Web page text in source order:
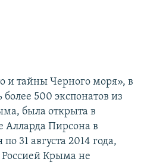
и тайны Черного моря», в
500 экспонатов из
была открыта в
Алларда Пирсона в
31 августа 2014 года,
Крыма не